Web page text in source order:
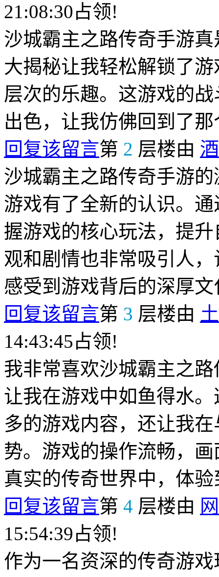
21:08:30占领!
沙城霸主之路传奇手游
大揭秘让我轻松解锁了
层次的乐趣。这游戏的
出色，让我仿佛回到了
回复该留言第 2 层楼由
沙城霸主之路传奇手游
游戏有了全新的认识。
握游戏的核心玩法，提
观和剧情也非常吸引人
感受到游戏背后的深厚
回复该留言第 3 层楼由
14:43:45占领!
我非常喜欢沙城霸主之
让我在游戏中如鱼得水
多的游戏内容，还让我
势。游戏的操作流畅，
真实的传奇世界中，体
回复该留言第 4 层楼由
15:54:39占领!
作为一名资深的传奇游